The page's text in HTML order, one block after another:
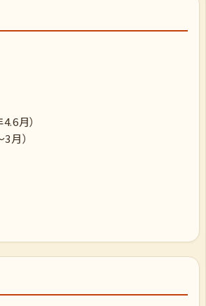
月）
月）